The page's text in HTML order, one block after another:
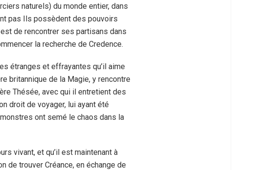
naturels) du monde entier, dans
pas Ils possèdent des pouvoirs
de rencontrer ses partisans dans
la recherche de Credence.
étranges et effrayantes qu’il aime
britannique de la Magie, y rencontre
Thésée, avec qui il entretient des
droit de voyager, lui ayant été
ont semé le chaos dans la
vivant, et qu’il est maintenant à
de trouver Créance, en échange de